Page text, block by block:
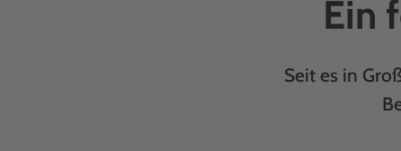
Ein
Seit es in